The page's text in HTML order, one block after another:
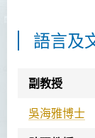
語言及
副教授
吳海雅博士